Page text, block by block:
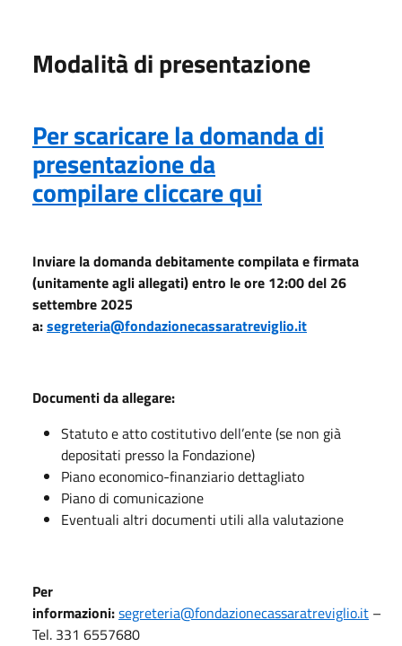
Modalità di presentazione
Per scaricare la domanda di
presentazione da
compilare cliccare qui
Inviare la domanda debitamente compilata e firmata
(unitamente agli allegati) entro le ore 12:00 del 26
settembre 2025
a:segreteria@fondazionecassaratreviglio.it
Documenti da allegare:
Statuto e atto costitutivo dell’ente (se non già
depositati presso la Fondazione)
Piano economico-finanziario dettagliato
Piano di comunicazione
Eventuali altri documenti utili alla valutazione
Per
informazioni:segreteria@fondazionecassaratreviglio.it –
Tel. 331 6557680